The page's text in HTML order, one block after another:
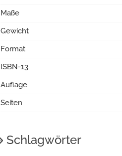
Maße
Gewicht
Format
ISBN-13
Auflage
Seiten
Schlagwörter